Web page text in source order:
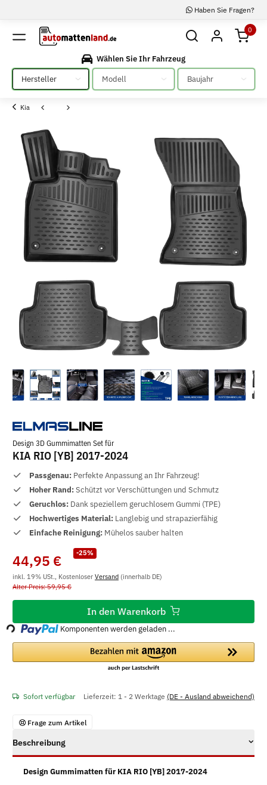
Haben Sie Fragen?
0
Wählen Sie Ihr Fahrzeug
Bitte auswählen
Bitte auswählen Bitte auswählen
Kia
Design 3D Gummimatten Set für
KIA RIO [YB] 2017-2024
Passgenau: Perfekte Anpassung an Ihr Fahrzeug!
Hoher Rand:Schützt vor Verschüttungen und Schmutz
Geruchlos: Dank speziellem geruchlosem Gummi (TPE)
Hochwertiges Material: Langlebig und strapazierfähig
Einfache Reinigung: Mühelos sauber halten
-25%
44,95 €
inkl. 19% USt., Kostenloser Versand (innerhalb DE)
Alter Preis: 59,95 €
In den Warenkorb
Loading... Komponenten werden geladen ...
Sofort verfügbar Lieferzeit: 1 - 2 Werktage (DE - Ausland abweichend)
Frage zum Artikel
Beschreibung
Design Gummimatten für KIA RIO [YB] 2017-2024